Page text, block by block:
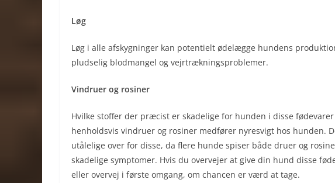
Løg
Løg i alle afskygninger kan potentielt ødelægge hundens
pludselig blodmangel og vejrtrækningsproblemer.
Vindruer og rosiner
Hvilke stoffer der præcist er skadelige for hunden i disse
henholdsvis vindruer og rosiner medfører nyresvigt hos hunden.
utålelige over for disse, da flere hunde spiser både druer og
skadelige symptomer. Hvis du overvejer at give din hund disse
eller overvej i første omgang, om chancen er værd at tage.